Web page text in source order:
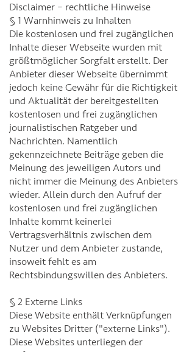
Disclaimer – rechtliche Hinweise
§ 1 Warnhinweis zu Inhalten
Die kostenlosen und frei zugänglichen
Inhalte dieser Webseite wurden mit
größtmöglicher Sorgfalt erstellt. Der
Anbieter dieser Webseite übernimmt
jedoch keine Gewähr für die Richtigkeit
und Aktualität der bereitgestellten
kostenlosen und frei zugänglichen
journalistischen Ratgeber und
Nachrichten. Namentlich
gekennzeichnete Beiträge geben die
Meinung des jeweiligen Autors und
nicht immer die Meinung des Anbieters
wieder. Allein durch den Aufruf der
kostenlosen und frei zugänglichen
Inhalte kommt keinerlei
Vertragsverhältnis zwischen dem
Nutzer und dem Anbieter zustande,
insoweit fehlt es am
Rechtsbindungswillen des Anbieters.
§ 2 Externe Links
Diese Website enthält Verknüpfungen
zu Websites Dritter ("externe Links").
Diese Websites unterliegen der